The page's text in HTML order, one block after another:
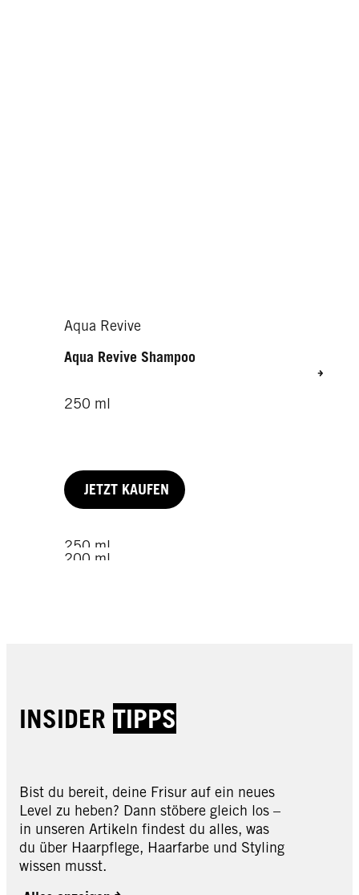
Aqua Revive
Aqua Revive Shampoo
250 ml
JETZT KAUFEN
250 ml
200 ml
INSIDER TIPPS
Bist du bereit, deine Frisur auf ein neues
Level zu heben? Dann stöbere gleich los –
in unseren Artikeln findest du alles, was
du über Haarpflege, Haarfarbe und Styling
wissen musst.